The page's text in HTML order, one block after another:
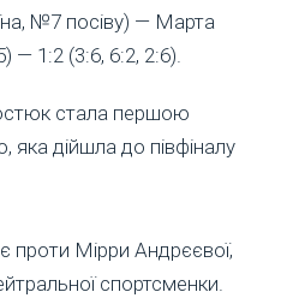
№7 посіву) — Марта
— 1:2 (3:6, 6:2, 2:6).
стала першою
яка дійшла до півфіналу
проти Мірри Андрєєвої,
спортсменки.